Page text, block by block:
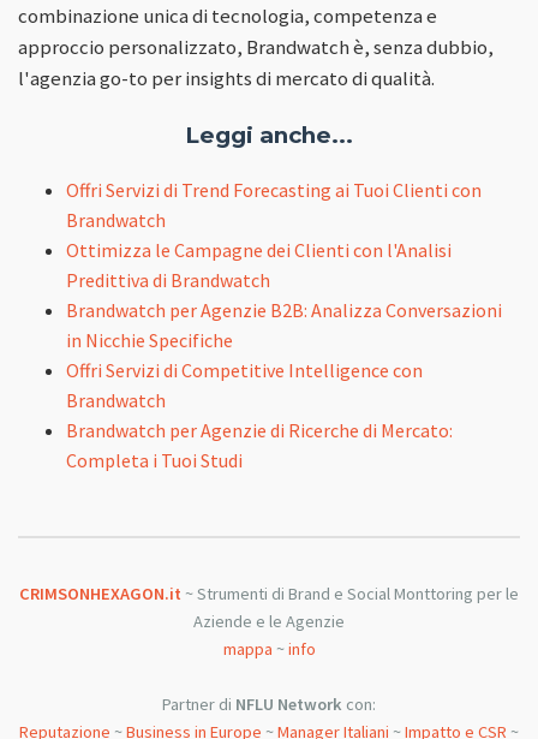
combinazione unica di tecnologia, competenza e
approccio personalizzato, Brandwatch è, senza dubbio,
l'agenzia go-to per insights di mercato di qualità.
Leggi anche...
Offri Servizi di Trend Forecasting ai Tuoi Clienti con
Brandwatch
Ottimizza le Campagne dei Clienti con l'Analisi
Predittiva di Brandwatch
Brandwatch per Agenzie B2B: Analizza Conversazioni
in Nicchie Specifiche
Offri Servizi di Competitive Intelligence con
Brandwatch
Brandwatch per Agenzie di Ricerche di Mercato:
Completa i Tuoi Studi
CRIMSONHEXAGON.it ~ Strumenti di Brand e Social Monttoring per le
Aziende e le Agenzie
mappa ~info
Partner di NFLU Network con:
Reputazione ~Business in Europe ~Manager Italiani ~Impatto e CSR ~